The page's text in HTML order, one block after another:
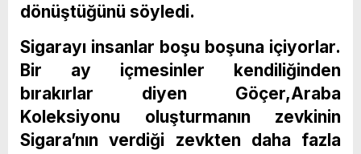
dönüştüğünü söyledi.
Sigarayı insanlar boşu boşuna içiyorlar.
Bir ay içmesinler kendiliğinden
bırakırlar diyen Göçer,Araba
Koleksiyonu oluşturmanın zevkinin
Sigara’nın verdiği zevkten daha fazla